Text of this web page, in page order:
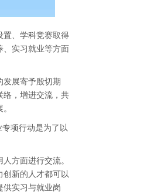
置、学科竞赛取得
、实习就业等方面
发展寄予殷切期
络，增进交流，共
专项行动是为了以
方面进行交流。
创新的人才都可以
供实习与就业岗